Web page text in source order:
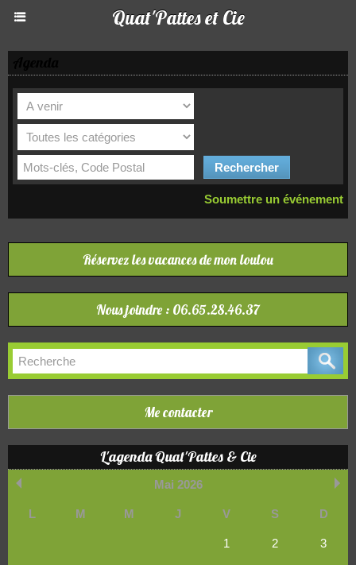
Quat'Pattes et Cie
Soumettre un événement
Réservez les vacances de mon loulou
Nous joindre : 06.65.28.46.37
Me contacter
L'agenda Quat'Pattes & Cie
Mai 2026
L M M J V S D
1 2 3